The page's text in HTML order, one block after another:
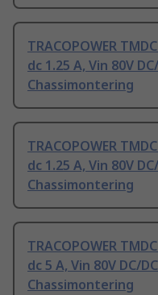
TRACOPOWER
dc 1.25 A, Vin 80V
Chassimontering
TRACOPOWER
dc 1.25 A, Vin 80V
Chassimontering
TRACOPOWER
dc 5 A, Vin 80V DC/
Chassimontering